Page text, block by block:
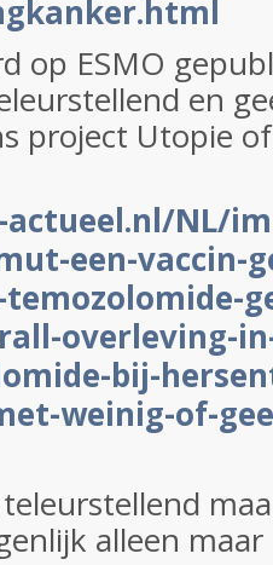
op ESMO
en
project Utopie
NL/
een-vaccin-
overleving-
bij-
weinig-of-
alleen